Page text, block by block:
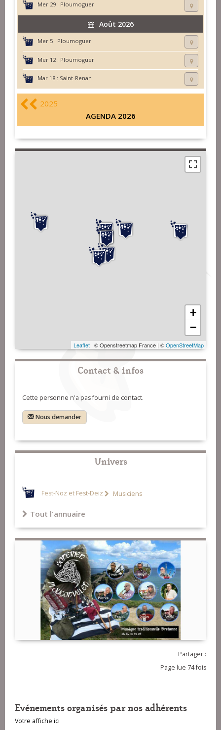
Mer 29 : Ploumoguer
Août 2026
Mer 5 : Ploumoguer
Mer 12 : Ploumoguer
Mar 18 : Saint-Renan
2025
AGENDA 2026
+
−
Leaflet | © Openstreetmap France | ©OpenStreetMap
Contact & infos
Cette personne n'a pas fourni de contact.
Nous demander
Univers
Fest-Noz et Fest-Deiz Musiciens
Tout l'annuaire
Partager :
Page lue 74 fois
Evénements organisés par nos adhérents
Votre affiche ici